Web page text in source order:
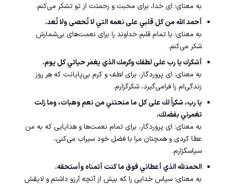
به معنای: ای خدا، برای محبت و رحمتت از تو تشکر می‌کنم.
أحمد الله من كل قلبي على نعمه التي لا تُحصى ولا تُعد.
به معنای: با تمام قلبم خداوند را برای نعمت‌های بی‌شمارش
شکر می‌کنم.
أشكرك يا رب على لطفك وكرمك الذي يغمر حياتي كل يوم.
به معنای: ای پروردگار، برای لطف و کرم بی‌پایانت که هر روز
زندگی‌ام را فرامی‌گیرد، شکرگزارم.
يا رب، شكراً لك على كل ما منحتني من نعم وهبات، وما زلت
تغمرني بفضلك.
به معنای: ای پروردگار، برای تمام نعمت‌ها و هدایایی که به من
عطا کردی و همچنان مرا با فضل خود سیراب می‌کنی،
سپاسگزارم.
الحمدلله الذي أعطاني فوق ما كنت أتمناه وأستحقه.
به معنای: سپاس خدایی را که بیش از آنچه آرزو داشتم و لایقش